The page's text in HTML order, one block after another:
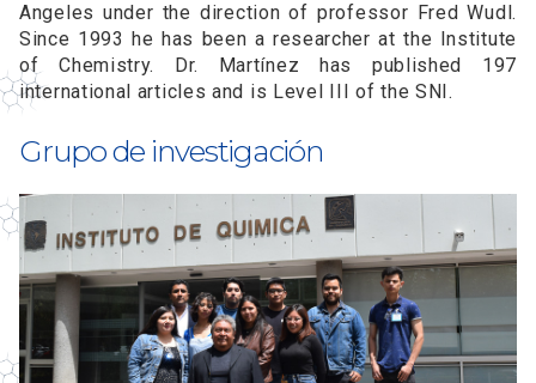
Angeles under the direction of professor Fred Wudl.
Since 1993 he has been a researcher at the Institute
of Chemistry. Dr. Martínez has published 197
international articles and is Level III of the SNI.
Grupo de investigación